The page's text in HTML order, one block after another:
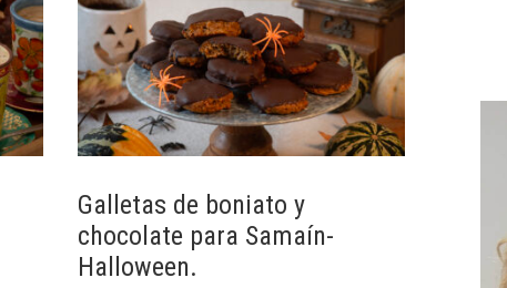
Galletas de boniato y
chocolate para Samaín-
Halloween.